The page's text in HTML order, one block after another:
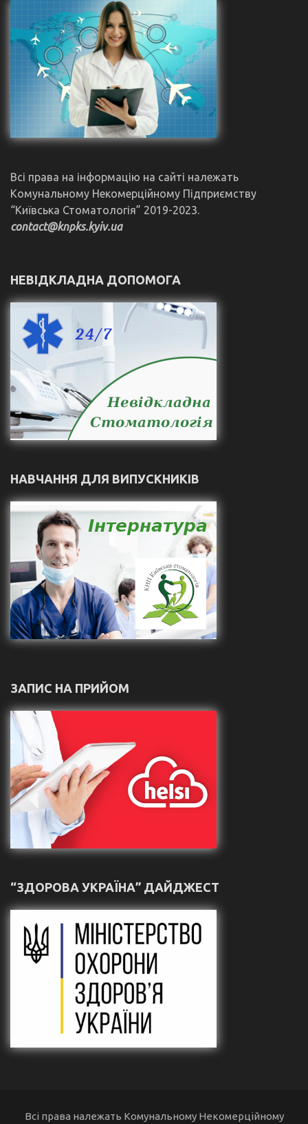
Всі права на інформацію на сайті належать
Комунальному Некомерційному Підприємству
“Київська Стоматологія” 2019-2023.
contact@knpks.kyiv.ua
НЕВІДКЛАДНА ДОПОМОГА
НАВЧАННЯ ДЛЯ ВИПУСКНИКІВ
ЗАПИС НА ПРИЙОМ
“ЗДОРОВА УКРАЇНА” ДАЙДЖЕСТ
Всі права належать Комунальному Некомерційному